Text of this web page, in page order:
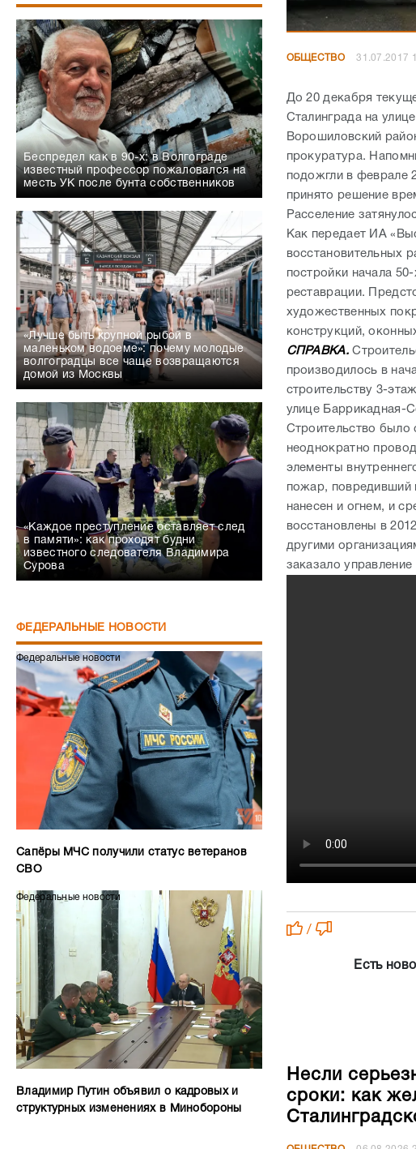
Беспредел как в 90-х: в Волгограде
известный профессор пожаловался на
месть УК после бунта собственников
«Лучше быть крупной рыбой в
маленьком водоеме»: почему молодые
волгоградцы все чаще возвращаются
домой из Москвы
«Каждое преступление оставляет след
в памяти»: как проходят будни
известного следователя Владимира
Сурова
ФЕДЕРАЛЬНЫЕ НОВОСТИ
Федеральные новости
Сапёры МЧС получили статус ветеранов
СВО
Федеральные новости
Владимир Путин объявил о кадровых и
структурных изменениях в Минобороны
ОБЩЕСТВО 31.07.2017
До 20 декабря
Сталинграда на
Ворошиловский
прокуратура.
подожгли в феврале
принято решение
Расселение
Как передает ИА
восстановительных
постройки начала
реставрации.
художественных
конструкций,
СПРАВКА.
производилось в
строительству 3-
улице Баррикадная-
Строительство было
неоднократно
элементы
пожар, повредивший
нанесен и огнем, и
восстановлены в
другими
заказало
/
Есть
Несли
сроки: как